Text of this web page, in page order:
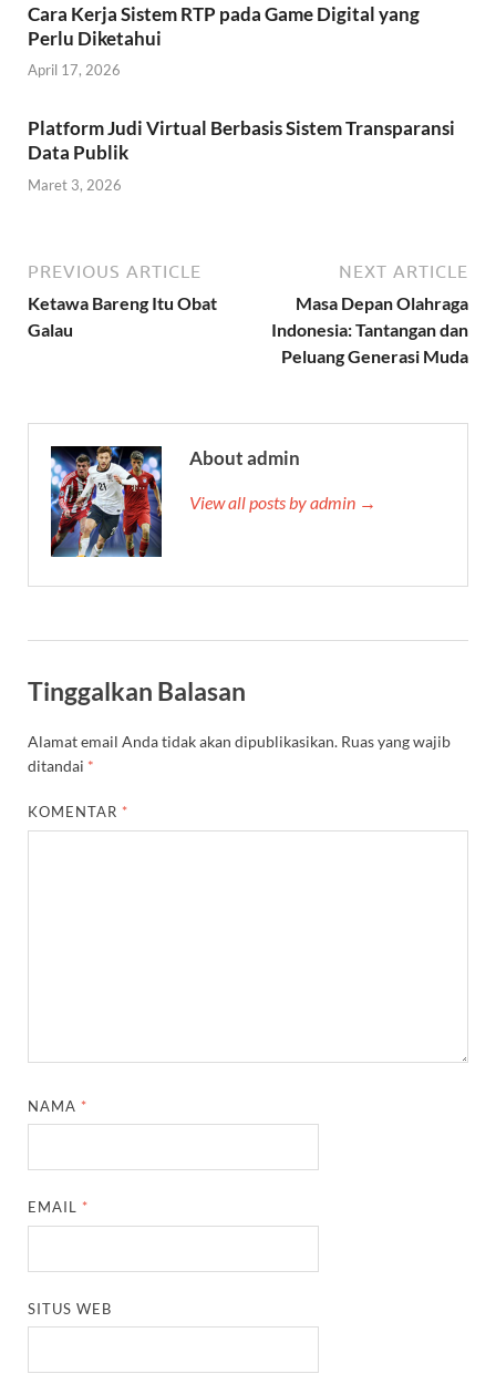
Cara Kerja Sistem RTP pada Game Digital yang
Perlu Diketahui
April 17, 2026
Platform Judi Virtual Berbasis Sistem Transparansi
Data Publik
Maret 3, 2026
PREVIOUS ARTICLE
Ketawa Bareng Itu Obat
Galau
NEXT ARTICLE
Masa Depan Olahraga
Indonesia: Tantangan dan
Peluang Generasi Muda
About admin
View all posts by admin →
Tinggalkan Balasan
Alamat email Anda tidak akan dipublikasikan. Ruas yang wajib
ditandai *
KOMENTAR *
NAMA *
EMAIL *
SITUS WEB